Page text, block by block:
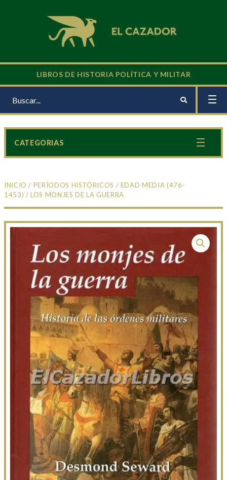
LIBROS DE HISTORIA POLÍTICA Y MILITAR
INICIO / PERÍODOS HISTÓRICOS / EDAD MEDIA (476-
1453) / LOS MONJES DE LA GUERRA
CATEGORIAS